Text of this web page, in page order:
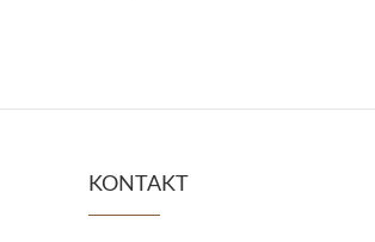
KONTAKT